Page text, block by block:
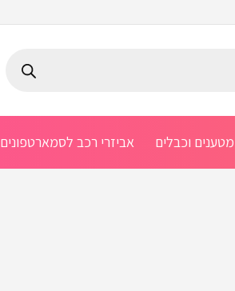
מטענים וכבלים אביזרי רכב לסמארטפונים